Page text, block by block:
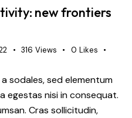
new frontiers
316 Views 0 Likes
sodales, sed elementum
egestas nisi in consequat.
Cras sollicitudin,